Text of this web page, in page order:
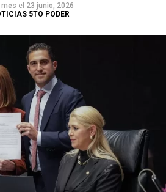
mes el 23 junio, 2026
5TO PODER